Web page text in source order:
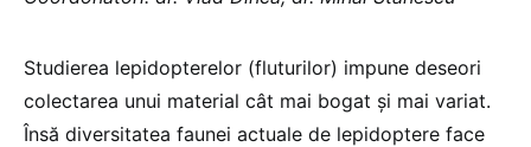
Studierea lepidopterelor (fluturilor) impune deseori
colectarea unui material cât mai bogat și mai variat.
Însă diversitatea faunei actuale de lepidoptere face